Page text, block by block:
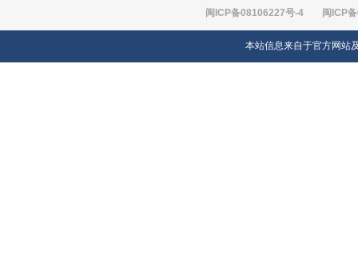
闽ICP备08106227号-4 闽ICP
本站信息来自于官方网站